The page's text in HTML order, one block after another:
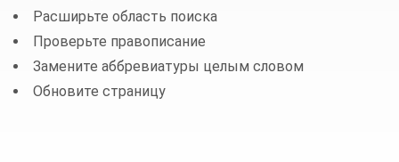
Расширьте область поиска
Проверьте правописание
Замените аббревиатуры целым словом
Обновите страницу